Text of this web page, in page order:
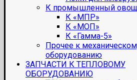
К промышленный
К «МПР»
К «МОП»
К «Гамма-5»
Прочее к
оборудованию
ЗАПЧАСТИ К ТЕПЛОВОМУ
ОБОРУДОВАНИЮ